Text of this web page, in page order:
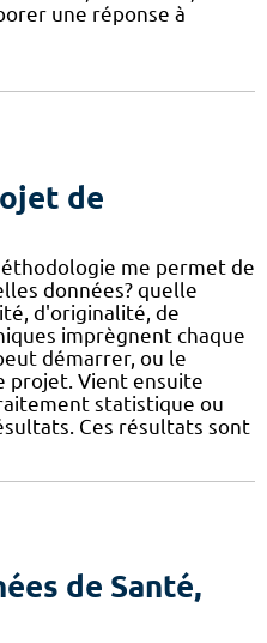
une réponse à
de
me permet de
données? quelle
d'originalité, de
imprègnent chaque
démarrer, ou le
projet. Vient ensuite
statistique ou
Ces résultats sont
de Santé,